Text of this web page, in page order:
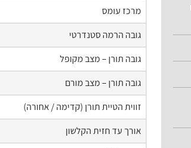
מרכז עומס
גובה הרמה סטנדרטי
גובה תורן – מצב מקופל
גובה תורן – מצב מורם
זווית הטיית תורן (קדימה / אחורה)
אורך עד חזית הקלשון